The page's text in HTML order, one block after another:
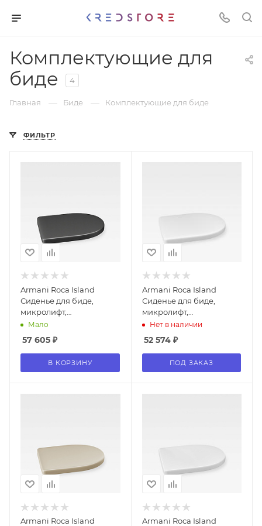
Комплектующие для
биде
4
Главная — Биде — Комплектующие для биде
ФИЛЬТР
Armani Roca Island
Сиденье для биде,
микролифт,
лакированное, цвет:
Мало
57 605 ₽
В КОРЗИНУ
Armani Roca Island
Сиденье для биде,
микролифт,
лакированное, цвет: off-
Нет в наличии
52 574₽
ПОД ЗАКАЗ
Armani Roca Island
Armani Roca Island